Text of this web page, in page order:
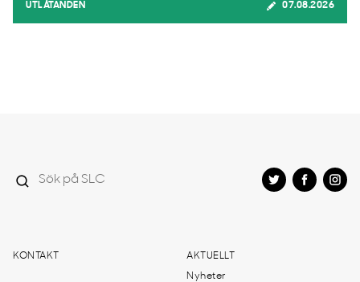
UTLÅTANDEN 07.08.2026
KONTAKT AKTUELLT
Nyheter